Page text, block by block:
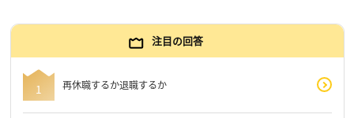
注目の回答
再休職するか退職するか